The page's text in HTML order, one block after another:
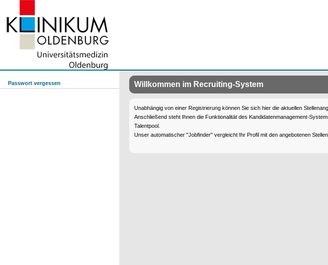
Passwort vergessen Willkommen im Recruiting-System
Unabhängig von einer Registrierung können Sie sich hier die aktuellen
Anschließend steht Ihnen die Funktionalität des Kandidatenmanagement-
Talentpool.
Unser automatischer "Jobfinder" vergleicht Ihr Profil mit den angebotenen